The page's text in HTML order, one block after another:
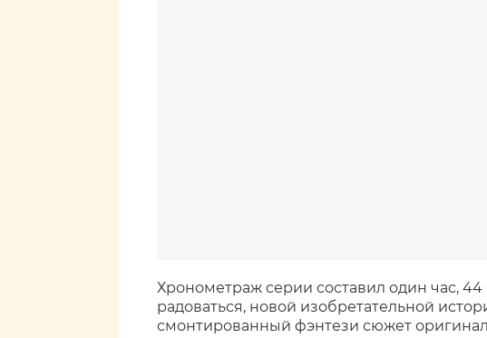
Хронометраж серии составил один час,
радоваться, новой изобретательной
смонтированный фэнтези сюжет